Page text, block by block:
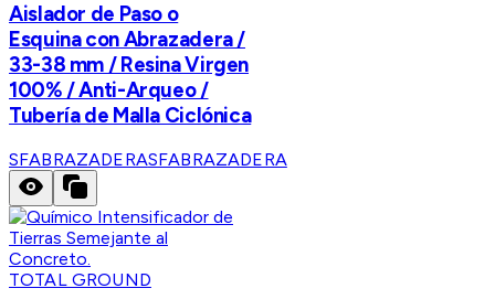
Aislador de Paso o
Esquina con Abrazadera /
33-38 mm / Resina Virgen
100% / Anti-Arqueo /
Tubería de Malla Ciclónica
SFABRAZADERASFABRAZADERA
TOTAL GROUND